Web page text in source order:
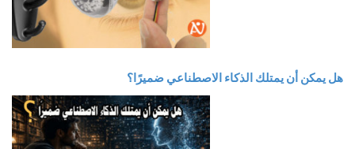
هل يمكن أن يمتلك الذكاء الاصطناعي ضميرًا؟